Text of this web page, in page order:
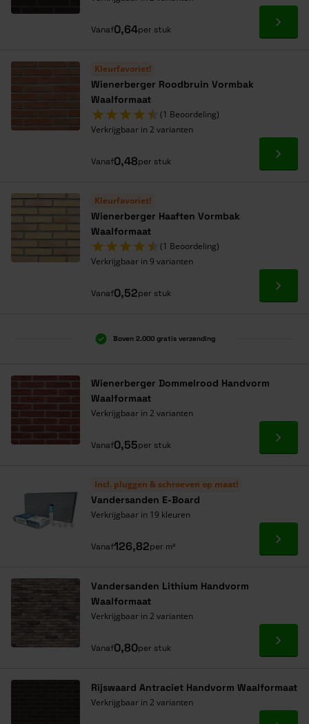
Vanaf0,64per stuk Ga
Kleurfavoriet!
Wienerberger Roodbruin Vormbak
Waalformaat
(1 Beoordeling)
Verkrijgbaar in 2 varianten
Vanaf0,48per stuk Ga
Kleurfavoriet!
Wienerberger Haaften Vormbak
Waalformaat
(1 Beoordeling)
Verkrijgbaar in 9 varianten
Vanaf0,52per stuk Ga
Boven 2.000 gratis verzending
Wienerberger Dommelrood Handvorm
Waalformaat
Verkrijgbaar in 2 varianten
Vanaf0,55per stuk Ga
Incl. pluggen & schroeven op maat!
Vandersanden E-Board
Verkrijgbaar in 19 kleuren
Vanaf126,82per m² Ga
Vandersanden Lithium Handvorm
Waalformaat
Verkrijgbaar in 2 varianten
Vanaf0,80per stuk Ga
Rijswaard Antraciet Handvorm Waalformaat
Verkrijgbaar in 2 varianten